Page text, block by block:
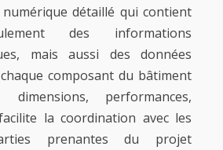
détaillé qui contient
des informations
mais aussi des données
composant du bâtiment
dimensions, performances,
la coordination avec les
prenantes du projet